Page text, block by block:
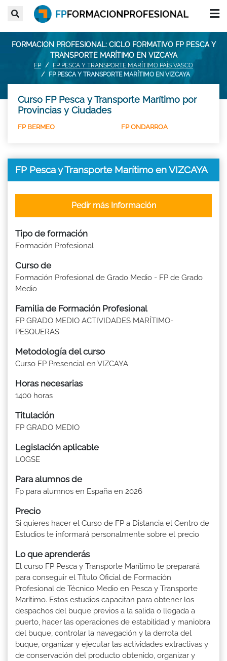
FORMACION PROFESIONAL: CICLO FORMATIVO FP PESCA Y
TRANSPORTE MARÍTIMO EN VIZCAYA
FP
FP PESCA Y TRANSPORTE MARÍTIMO PAÍS VASCO
FP PESCA Y TRANSPORTE MARÍTIMO EN VIZCAYA
Curso FP Pesca y Transporte Marítimo por
Provincias y Ciudades
FP BERMEO FP ONDARROA
FP Pesca y Transporte Marítimo en VIZCAYA
Tipo de formación
Formación Profesional
Curso de
Formación Profesional de Grado Medio - FP de Grado
Medio
Familia de Formación Profesional
FP GRADO MEDIO ACTIVIDADES MARÍTIMO-
PESQUERAS
Metodología del curso
Curso FP Presencial en VIZCAYA
Horas necesarias
1400 horas
Titulación
FP GRADO MEDIO
Legislación aplicable
LOGSE
Para alumnos de
Fp para alumnos en España en 2026
Precio
Si quieres hacer el Curso de FP a Distancia el Centro de
Estudios te informará personalmente sobre el precio
Pedir más Información
Lo que aprenderás
El curso FP Pesca y Transporte Marítimo te preparará
para conseguir el Título Oficial de Formación
Profesional de Técnico Medio en Pesca y Transporte
Marítimo. Estos estudios capacitan para obtener los
despachos del buque previos a la salida o llegada a
puerto, hacer las operaciones de estabilidad y maniobra
del buque, controlar la navegación y la derrota del
buque, organizar y ejecutar las actividades extractivas y
de conservación del producto obtenido, organizar y